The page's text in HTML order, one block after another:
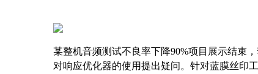
某整机音频测试不良率下降90%项目展示结束
对响应优化器的使用提出疑问。针对蓝膜丝印